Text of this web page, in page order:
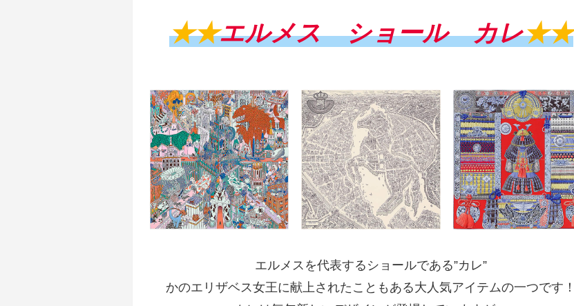
★★エルメス ショール カレ★★
エルメスを代表するショールである”カレ”
かのエリザベス女王に献上されたこともある大人気アイテムの一つです！